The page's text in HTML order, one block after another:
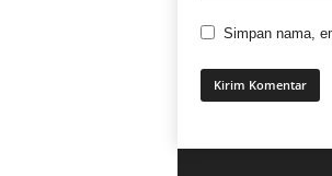
Simpan nama,